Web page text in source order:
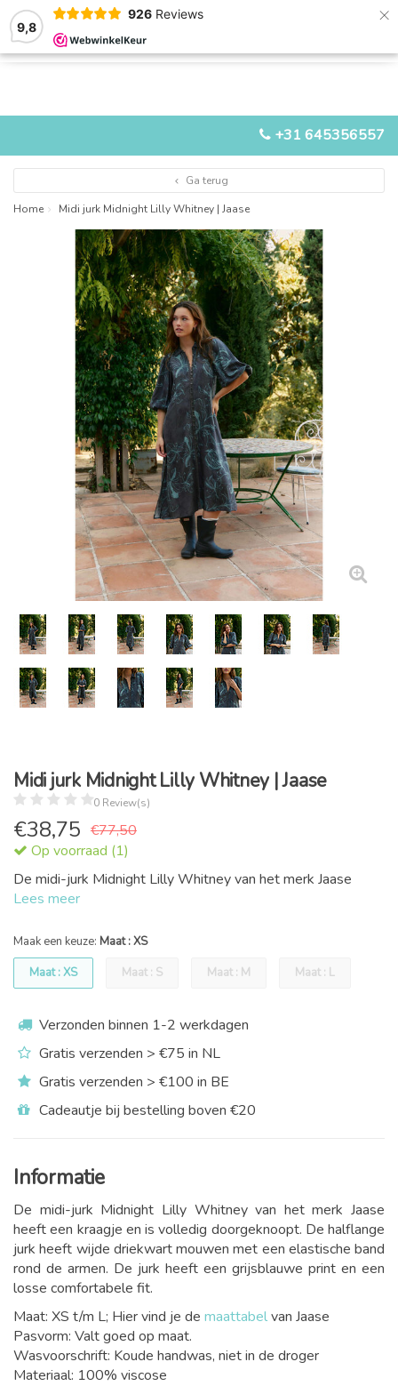
9,8
926 Reviews ×
+31 645356557
MENU
Ga terug
Home
Midi jurk Midnight Lilly Whitney | Jaase
Midi jurk Midnight Lilly Whitney | Jaase
0 Review(s)
€38,75 €77,50
Op voorraad (1)
De midi-jurk Midnight Lilly Whitney van het merk Jaase
Lees meer
Maak een keuze: Maat : XS
Maat : XS
Maat : S Maat : M Maat : L
Verzonden binnen 1-2 werkdagen
Gratis verzenden > €75 in NL
Gratis verzenden > €100 in BE
Cadeautje bij bestelling boven €20
Informatie
De midi-jurk Midnight Lilly Whitney van het merk Jaase
heeft een kraagje en is volledig doorgeknoopt. De halflange
jurk heeft wijde driekwart mouwen met een elastische band
rond de armen. De jurk heeft een grijsblauwe print en een
losse comfortabele fit.
Maat: XS t/m L; Hier vind je de maattabelvan Jaase
Pasvorm: Valt goed op maat.
Wasvoorschrift: Koude handwas, niet in de droger
Materiaal: 100% viscose